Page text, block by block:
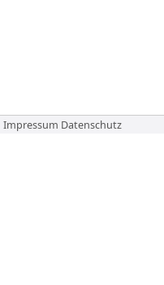
Impressum Datenschutz